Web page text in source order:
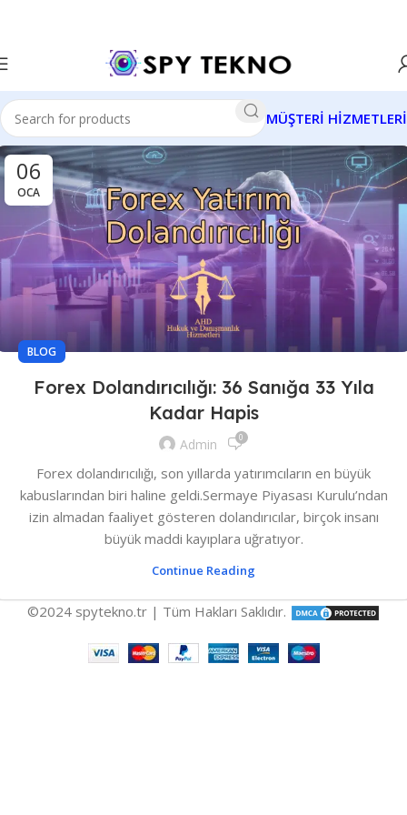
MÜŞTERİ HİZMETLERİ
06
OCA
BLOG
Forex Dolandırıcılığı: 36 Sanığa 33 Yıla
Kadar Hapis
Admin 0
Forex dolandırıcılığı, son yıllarda yatırımcıların en büyük
kabuslarından biri haline geldi.Sermaye Piyasası Kurulu’ndan
izin almadan faaliyet gösteren dolandırıcılar, birçok insanı
büyük maddi kayıplara uğratıyor.
Continue Reading
©2024 spytekno.tr | Tüm Hakları Saklıdır.